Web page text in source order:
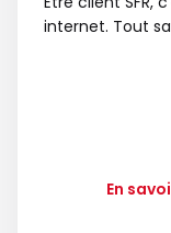
internet. Tout
En